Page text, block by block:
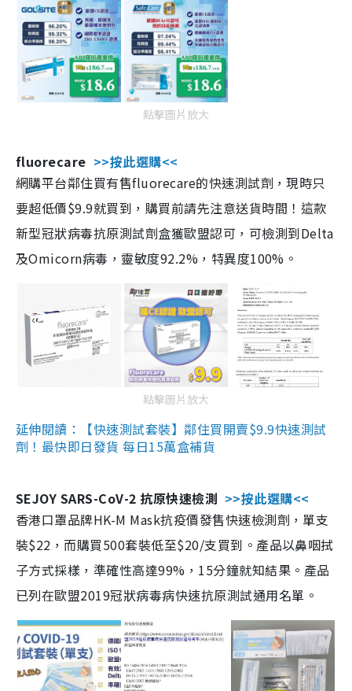
點擊圖片放大
fluorecare >>按此選購<<
網購平台鄰住買有售fluorecare的快速測試劑，現時只
要超低價$9.9就買到，購買前請先注意送貨時間！這款
新型冠狀病毒抗原測試劑盒獲歐盟認可，可檢測到Delta
及Omicorn病毒，靈敏度92.2%，特異度100%。
點擊圖片放大
延伸閱讀：【快速測試套裝】鄰住買開賣$9.9快速測試
劑！最快即日發貨 每日15萬盒補貨
SEJOY SARS-CoV-2 抗原快速檢測 >>按此選購<<
香港口罩品牌HK-M Mask抗疫價發售快速檢測劑，單支
裝$22，而購買500套裝低至$20/支買到。產品以鼻咽拭
子方式採樣，準確性高達99%，15分鐘就知結果。產品
已列在歐盟2019冠狀病毒病快速抗原測試通用名單。